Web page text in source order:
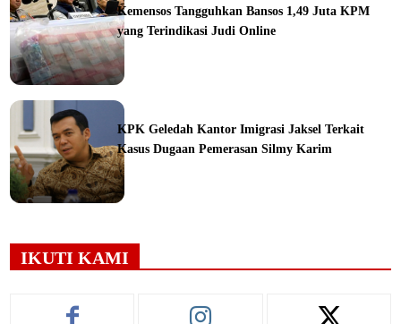
Kemensos Tangguhkan Bansos 1,49 Juta KPM
yang Terindikasi Judi Online
KPK Geledah Kantor Imigrasi Jaksel Terkait
Kasus Dugaan Pemerasan Silmy Karim
IKUTI KAMI